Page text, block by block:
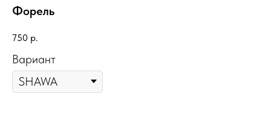
Форель
750 р.
Вариант